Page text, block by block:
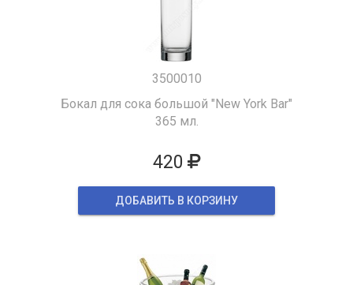
3500010
Бокал для сока большой "New York Bar"
365 мл.
420
ДОБАВИТЬ В КОРЗИНУ